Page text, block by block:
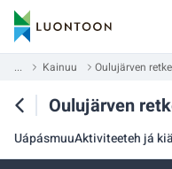
... Kainuu Oulujärven
Oulujärven
UápásmuuAktiviteeteh já